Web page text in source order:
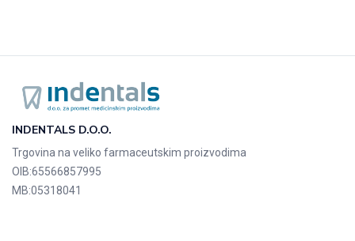
INDENTALS D.O.O.
Trgovina na veliko farmaceutskim proizvodima
OIB:65566857995
MB:05318041